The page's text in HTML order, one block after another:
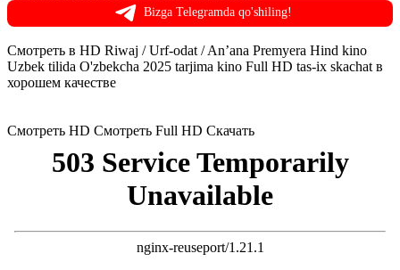
Bizga Telegramda qo'shiling!
Смотреть в HD Riwaj / Urf-odat / An’ana Premyera Hind kino
Uzbek tilida O'zbekcha 2025 tarjima kino Full HD tas-ix skachat в
хорошем качестве
Смотреть HD Смотреть Full HD Скачать